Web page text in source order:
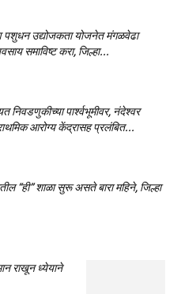
पशुधन उद्योजकता योजनेत मंगळवेढा
समाविष्ट करा, जिल्हा...
निवडणुकीच्या पार्श्वभूमीवर, नंदेश्वर
आरोग्य केंद्रासह प्रलंबित...
“ही” शाळा सुरू असते बारा महिने, जिल्हा
राखून ध्येयाने